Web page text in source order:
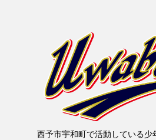
西予市宇和町で活動している少